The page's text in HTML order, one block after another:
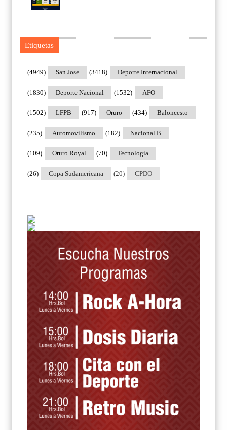
Etiquetas
San Jose
(4949) Deporte Internacional
(3418)
Deporte Nacional
(1830) AFO
(1532)
LFPB
(1502) Oruro
(917) Baloncesto
(434)
Automovilismo
(235) Nacional B
(182)
Oruro Royal
(109) Tecnologia
(70)
Copa Sudamericana
(26) CPDO
(20)